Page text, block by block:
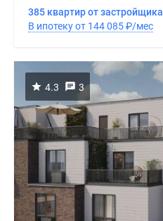
385 квартир от застройщика
В ипотеку от 144 085₽/мес
4.3 3